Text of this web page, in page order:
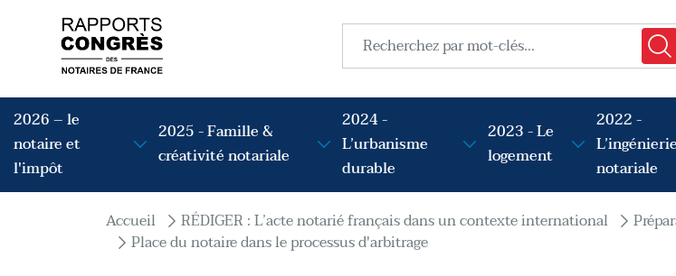
Rechercher
Navigation principale
2026 – le
notaire et
l'impôt
2025 - Famille &
créativité notariale
2024 -
L’urbanisme
durable
2023 - Le
logement
2022 -
L’ingénierie
notariale
Fil d'Ariane
Accueil RÉDIGER : L’acte notarié français dans un contexte international
Place du notaire dans le processus d'arbitrage